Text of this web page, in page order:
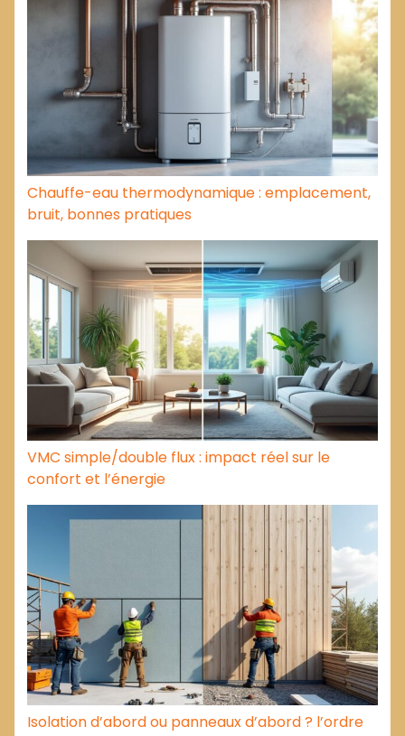
Chauffe-eau thermodynamique : emplacement,
bruit, bonnes pratiques
VMC simple/double flux : impact réel sur le
confort et l’énergie
Isolation d’abord ou panneaux d’abord ? l’ordre